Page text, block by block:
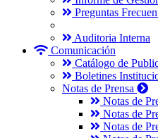
Preguntas
Auditoria Interna
Comunicación
Catálogo de
Boletines
Notas de Prensa
Notas de
Notas de
Notas de